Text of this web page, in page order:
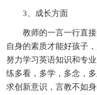
3、成长方面
教师的一言一行直
自身的素质才能好孩子
努力学习英语知识和专
练多看，多学，多念，
求创新意识，言教不如